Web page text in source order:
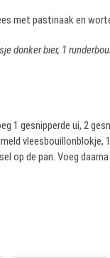
met pastinaak en
donker bier, 1
1 gesnipperde ui, 2
op de pan. Voeg